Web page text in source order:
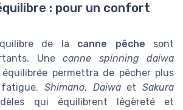
: pour un confort
de la canne pêche sont
Unecanne spinning daiwa
équilibrée permettra de pêcher plus
fatigue. Shimano, DaiwaetSakura
qui équilibrent légèreté et